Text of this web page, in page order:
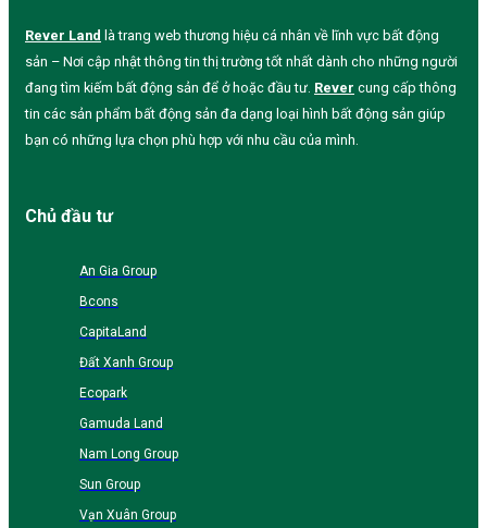
Rever Land là trang web thương hiệu cá nhân về lĩnh vực bất động
sản – Nơi cập nhật thông tin thị trường tốt nhất dành cho những người
đang tìm kiếm bất động sản để ở hoặc đầu tư. Rever cung cấp thông
tin các sản phẩm bất động sản đa dạng loại hình bất động sản giúp
bạn có những lựa chọn phù hợp với nhu cầu của mình.
Chủ đầu tư
An Gia Group
Bcons
CapitaLand
Đất Xanh Group
Ecopark
Gamuda Land
Nam Long Group
Sun Group
Vạn Xuân Group